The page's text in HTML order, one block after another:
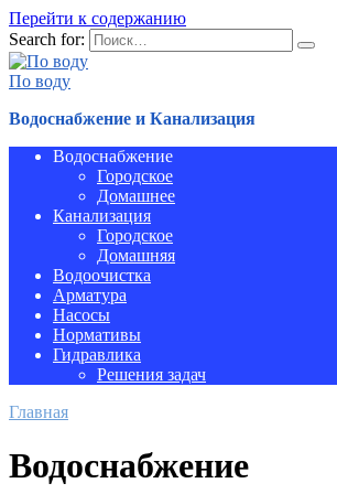
Перейти к содержанию
Search for:
По воду
Водоснабжение и Канализация
Водоснабжение
Городское
Домашнее
Канализация
Городское
Домашняя
Водоочистка
Арматура
Насосы
Нормативы
Гидравлика
Решения задач
Главная
Водоснабжение